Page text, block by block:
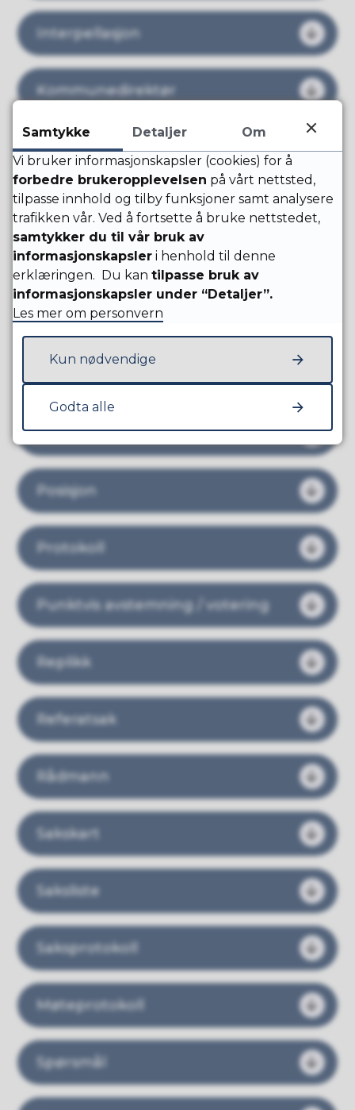
Interpellasjon
Kommunedirektør
Kommunestyre
Mindretall
Ombudsrolle
Opposisjon
Parlamentarisme
Posisjon
Protokoll
Punktvis avstemning / votering
Replikk
Referatsak
Rådmann
Sakskart
Saksliste
Saksprotokoll
Møteprotokoll
Spørsmål
Samtykke Detaljer
Om
Vi bruker informasjonskapsler (cookies) for å
forbedre brukeropplevelsen på vårt nettsted,
tilpasse innhold og tilby funksjoner samt analysere
trafikken vår. Ved å fortsette å bruke nettstedet,
samtykker du til vår bruk av
informasjonskapsler i henhold til denne
erklæringen. Du kan tilpasse bruk av
informasjonskapsler under “Detaljer”.
Les mer om personvern
Kun nødvendige
Godta alle